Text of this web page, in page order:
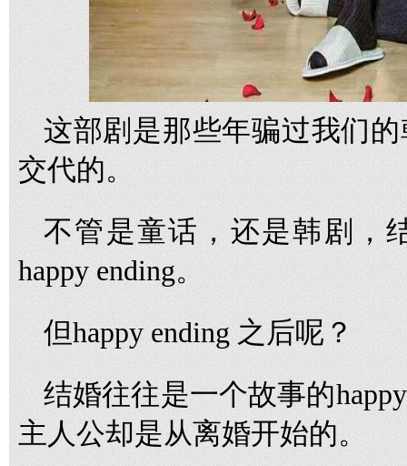
这部剧是那些年骗过我们
交代的。
不管是童话，还是韩剧，
happy ending。
但happy ending 之后呢？
结婚往往是一个故事的
主人公却是从离婚开始的。